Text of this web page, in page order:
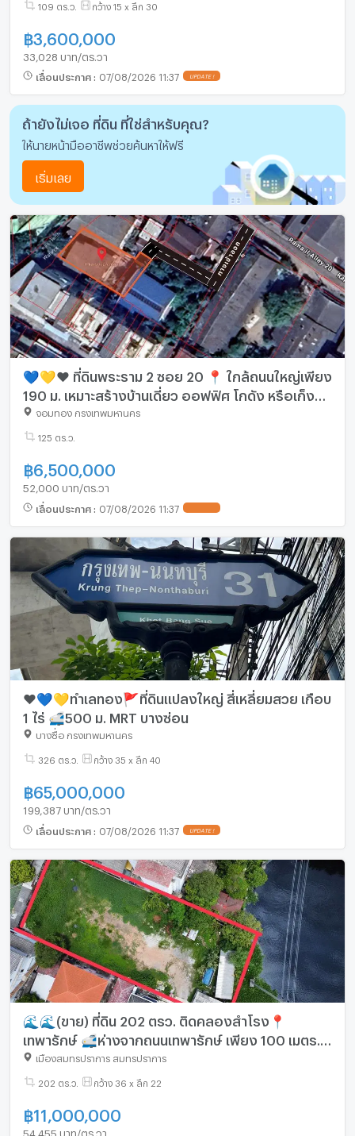
109 ตร.ว. กว้าง 15 x ลึก 30
฿3,600,000
33,028 บาท/ตร.วา
เลื่อนประกาศ : 07/08/2026 11:37 UPDATE !
ถ้ายังไม่เจอ ที่ดิน ที่ใช่สำหรับคุณ?
ให้นายหน้ามืออาชีพช่วยค้นหาให้ฟรี
เริ่มเลย
💙💛❤️ ที่ดินพระราม 2 ซอย 20 📍 ใกล้ถนนใหญ่เพียง
190 ม. เหมาะสร้างบ้านเดี่ยว ออฟฟิศ โกดัง หรือเก็ง
กำไรในอนาคต 🚀
จอมทอง กรุงเทพมหานคร
125 ตร.ว.
฿6,500,000
52,000 บาท/ตร.วา
เลื่อนประกาศ : 07/08/2026 11:37
❤️💙💛ทำเลทอง🚩ที่ดินแปลงใหญ่ สี่เหลี่ยมสวย เกือบ
1 ไร่ 🚅500 ม. MRT บางซ่อน
บางซื่อ กรุงเทพมหานคร
326 ตร.ว. กว้าง 35 x ลึก 40
฿65,000,000
199,387 บาท/ตร.วา
เลื่อนประกาศ : 07/08/2026 11:37 UPDATE !
🌊🌊(ขาย) ที่ดิน 202 ตรว. ติดคลองสำโรง📍
เทพารักษ์ 🚅ห่างจากถนนเทพารักษ์ เพียง 100 เมตร.
🔥เพียง 11 ลบ.🔥
เมืองสมุทรปราการ สมุทรปราการ
202 ตร.ว. กว้าง 36 x ลึก 22
฿11,000,000
54,455 บาท/ตร.วา